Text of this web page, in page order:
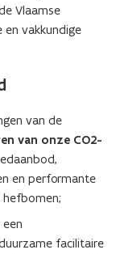
Vlaamse
vakkundige
van de
van onze CO2-
en performante
hefbomen;
facilitaire